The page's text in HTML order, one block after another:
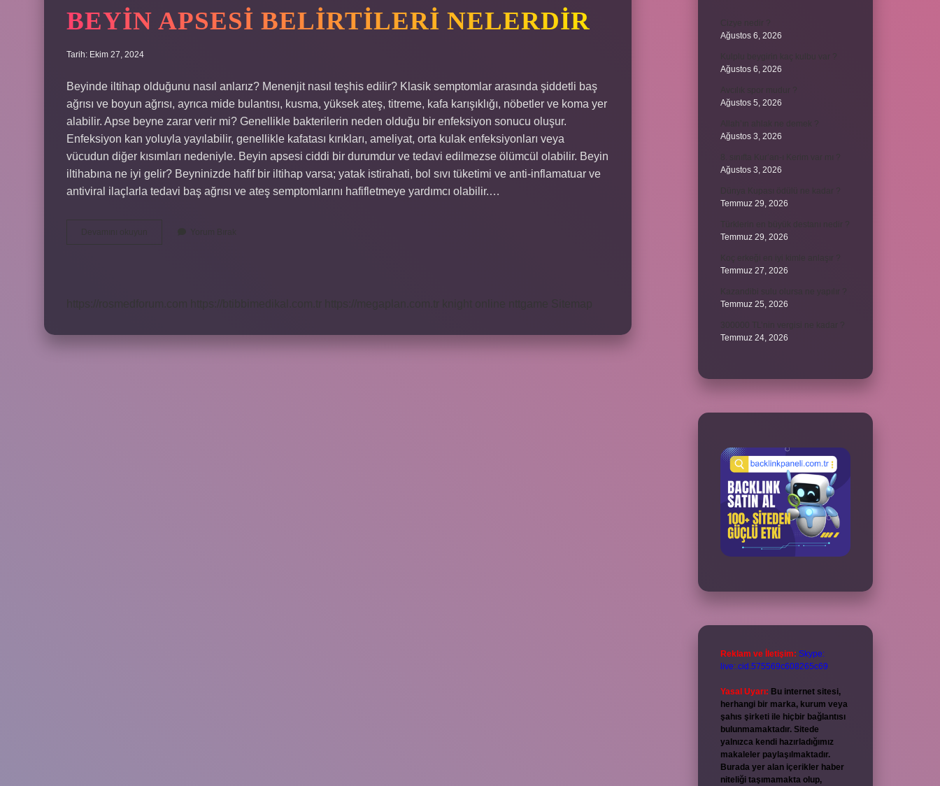
BEYIN APSESI BELIRTILERI NELERDIR
Tarih: Ekim 27, 2024
Beyinde iltihap olduğunu nasıl anlarız? Menenjit nasıl teşhis edilir? Klasik semptomlar arasında şiddetli baş
ağrısı ve boyun ağrısı, ayrıca mide bulantısı, kusma, yüksek ateş, titreme, kafa karışıklığı, nöbetler ve koma yer
alabilir. Apse beyne zarar verir mi? Genellikle bakterilerin neden olduğu bir enfeksiyon sonucu oluşur.
Enfeksiyon kan yoluyla yayılabilir, genellikle kafatası kırıkları, ameliyat, orta kulak enfeksiyonları veya
vücudun diğer kısımları nedeniyle. Beyin apsesi ciddi bir durumdur ve tedavi edilmezse ölümcül olabilir. Beyin
iltihabına ne iyi gelir? Beyninizde hafif bir iltihap varsa; yatak istirahati, bol sıvı tüketimi ve anti-inflamatuar ve
antiviral ilaçlarla tedavi baş ağrısı ve ateş semptomlarını hafifletmeye yardımcı olabilir.…
Ağustos 6, 2026
Ağustos 6, 2026
Ağustos 5, 2026
Ağustos 3, 2026
Ağustos 3, 2026
Temmuz 29, 2026
Temmuz 29, 2026
Temmuz 27, 2026
Temmuz 25, 2026
Temmuz 24, 2026
Reklam ve İletişim: Skype:
live:.cid.575569c608265c69
Yasal Uyarı: Bu internet sitesi,
herhangi bir marka, kurum veya
şahıs şirketi ile hiçbir bağlantısı
bulunmamaktadır. Sitede
yalnızca kendi hazırladığımız
makaleler paylaşılmaktadır.
Burada yer alan içerikler haber
niteliği taşımamakta olup,